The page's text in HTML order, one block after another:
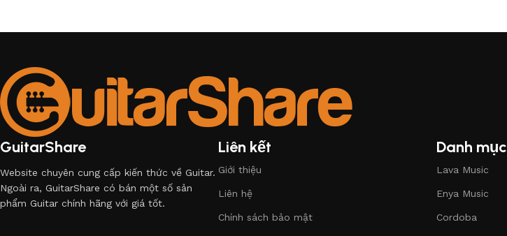
GuitarShare
Website chuyên cung cấp kiến thức về Guitar.
Ngoài ra, GuitarShare có bán một số sản
phẩm Guitar chính hãng với giá tốt.
Liên kết
Giới thiệu
Liên hệ
Chính sách bảo mật
Danh mục
Lava Music
Enya Music
Cordoba